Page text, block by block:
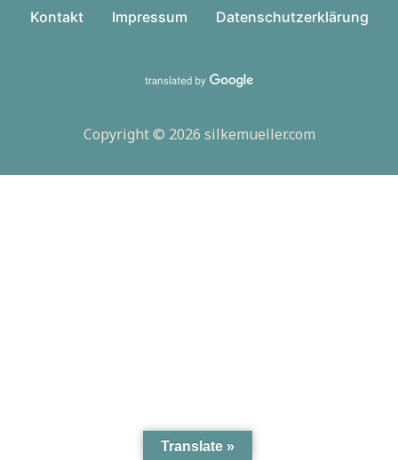
Kontakt Impressum Datenschutzerklärung
Copyright © 2026 silkemueller.com
Translate »